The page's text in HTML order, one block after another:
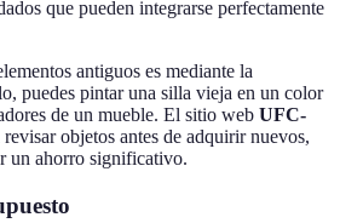
que pueden integrarse perfectamente
antiguos es mediante la
puedes pintar una silla vieja en un color
de un mueble. El sitio web UFC-
objetos antes de adquirir nuevos,
un ahorro significativo.